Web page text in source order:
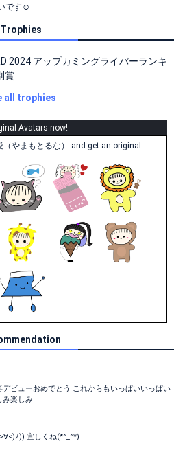
です☺︎
Trophies
2024 アップカミングライバーランキ
賞
all trophies
Avatars now!
やまもとるな） and get an original
ビューおめでとう これからもいっぱいいっぱい
み楽しみ
ﾉ)) 宜しくね(*^_^*)